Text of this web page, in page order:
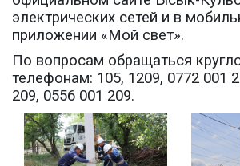
электрических сетей и в
приложении «Мой свет».
По вопросам обращаться
телефонам: 105, 1209, 0772 001
209, 0556 001 209.